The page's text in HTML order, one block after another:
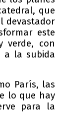
que
devastador
este
verde, con
a la subida
París, las
lo que hay
para la